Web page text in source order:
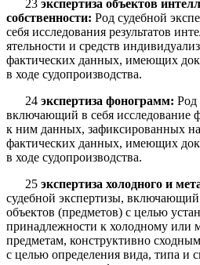
23 экспертиза объектов
собственности: Род судебной
себя исследования результатов
ятельности и средств
фактических данных, имеющих
в ходе судопроизводства.
24 экспертиза фонограмм: Род
включающий в себя исследование
к ним данных, зафиксированных
фактических данных, имеющих
в ходе судопроизводства.
25 экспертиза холодного и
судебной эксперти­зы, включающий
объектов (предметов) с целью
принадлежности к холодному или
предметам, конструктивно
с целью определения вида, типа и